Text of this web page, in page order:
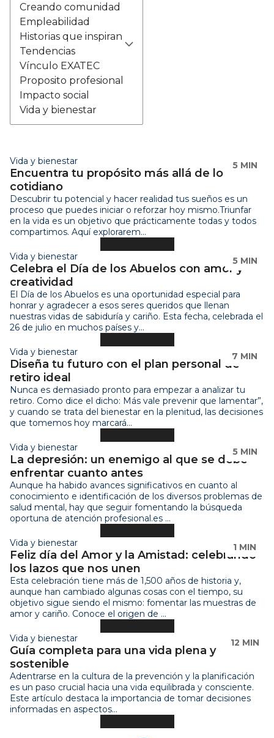
Creando comunidad
Empleabilidad
Historias que inspiran
Tendencias
Vínculo EXATEC
Proposito profesional
Impacto social
Vida y bienestar
5 MIN
Vida y bienestar
Encuentra tu propósito más allá de lo
cotidiano
Descubrir tu potencial y hacer realidad tus sueños es un
proceso que puedes iniciar o reforzar hoy mismo.Triunfar
en la vida es un objetivo que prácticamente todas y todos
compartimos. Aquí explorarem...
5 MIN
Vida y bienestar
Celebra el Día de los Abuelos con amor y
creatividad
El Día de los Abuelos es una oportunidad especial para
honrar y agradecer a esos seres queridos que llenan
nuestras vidas de sabiduría y cariño. Esta fecha, celebrada el
26 de julio en muchos países y...
7 MIN
Vida y bienestar
Diseña tu futuro con el plan personal de
retiro ideal
Nunca es demasiado pronto para empezar a analizar tu
retiro. Como dice el dicho: Más vale prevenir que lamentar”,
y cuando se trata del bienestar en la plenitud, las decisiones
que tomemos hoy marcará...
5 MIN
Vida y bienestar
La depresión: un enemigo al que se debe
enfrentar cuanto antes
Aunque ha habido avances significativos en cuanto al
conocimiento e identificación de los diversos problemas de
salud mental, hay que seguir fomentando la búsqueda
oportuna de atención profesional.es ...
1 MIN
Vida y bienestar
Feliz día del Amor y la Amistad: celebrando
los lazos que nos unen
Esta celebración tiene más de 1,500 años de historia y,
aunque han cambiado algunas cosas con el tiempo, su
objetivo sigue siendo el mismo: fomentar las muestras de
amor y cariño. Conoce el origen de ...
12 MIN
Vida y bienestar
Guía completa para una vida plena y
sostenible
Adentrarse en la cultura de la prevención y la planificación
es un paso crucial hacia una vida equilibrada y consciente.
Este artículo destaca la importancia de tomar decisiones
informadas en aspectos...